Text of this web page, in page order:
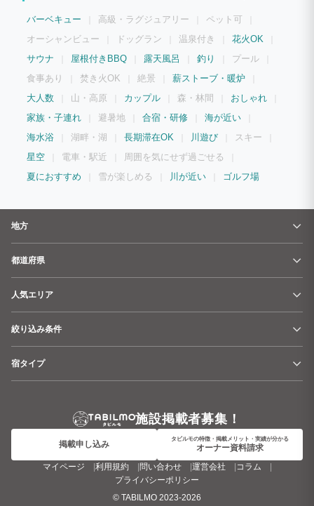
バーベキュー 高級・ラグジュアリー
ペット可
オーシャンビュー
ドッグラン 温泉付き
花火OK
サウナ
屋根付きBBQ 露天風呂 釣り
プール
食事あり
焚き火OK 絶景
薪ストーブ・暖炉
大人数
山・高原 カップル 森・林間
おしゃれ
家族・子連れ
避暑地 合宿・研修
海が近い
海水浴
湖畔・湖 長期滞在OK 川遊び
スキー
星空
電車・駅近
周囲を気にせず過ごせる
夏におすすめ
雪が楽しめる 川が近い ゴルフ場
地方
都道府県
人気エリア
絞り込み条件
宿タイプ
施設掲載者募集！
掲載申し込み
タビルモの特徴・掲載メリット・実績が分かる
オーナー資料請求
マイページ
利用規約 問い合わせ 運営会社
コラム
プライバシーポリシー
© TABILMO 2023-2026